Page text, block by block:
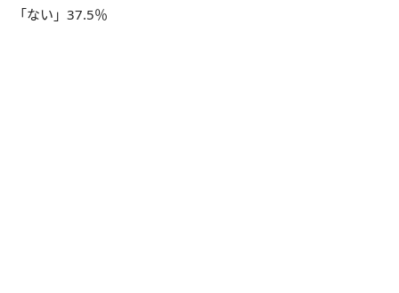
「ない」37.5％